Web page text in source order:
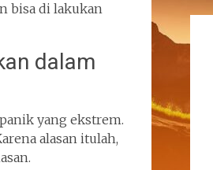
bisa di lakukan
dalam
yang ekstrem.
alasan itulah,